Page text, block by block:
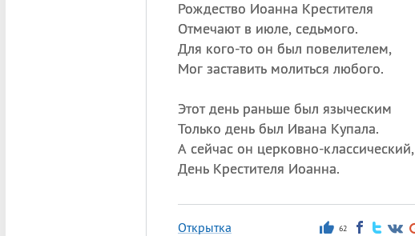
Рождество Иоанна Крестителя
Отмечают в июле, седьмого.
Для кого-то он был повелителем,
Мог заставить молиться любого.
Этот день раньше был языческим
Только день был Ивана Купала.
А сейчас он церковно-классический,
День Крестителя Иоанна.
Открытка 62